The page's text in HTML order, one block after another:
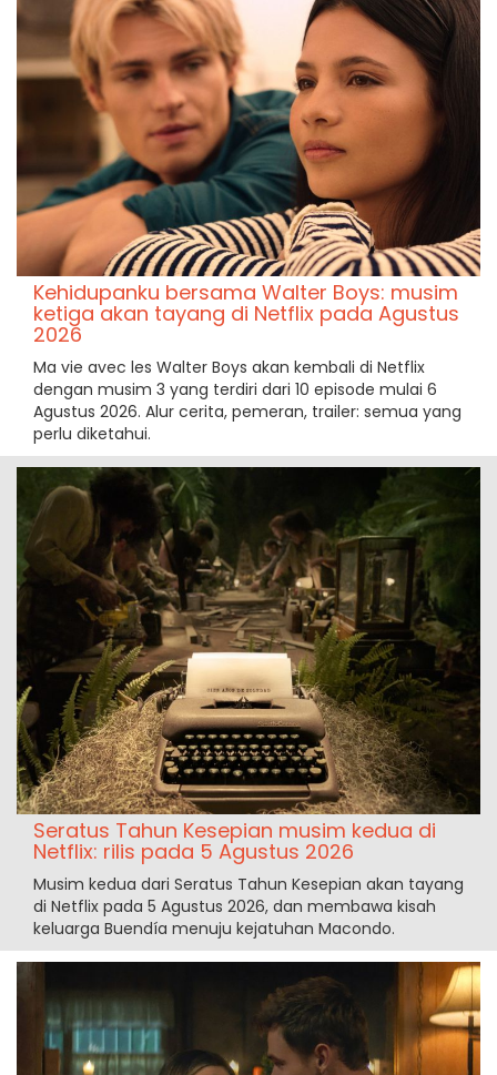
Kehidupanku bersama Walter Boys: musim
ketiga akan tayang di Netflix pada Agustus
2026
Ma vie avec les Walter Boys akan kembali di Netflix
dengan musim 3 yang terdiri dari 10 episode mulai 6
Agustus 2026. Alur cerita, pemeran, trailer: semua yang
perlu diketahui.
Seratus Tahun Kesepian musim kedua di
Netflix: rilis pada 5 Agustus 2026
Musim kedua dari Seratus Tahun Kesepian akan tayang
di Netflix pada 5 Agustus 2026, dan membawa kisah
keluarga Buendía menuju kejatuhan Macondo.